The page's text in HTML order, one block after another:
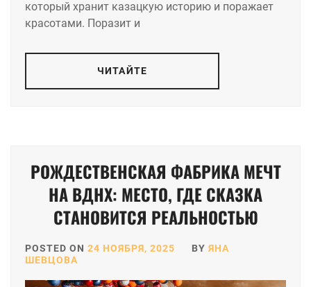
который хранит казацкую историю и поражает
красотами. Поразит и
ЧИТАЙТЕ
РОЖДЕСТВЕНСКАЯ ФАБРИКА МЕЧТ
НА ВДНХ: МЕСТО, ГДЕ СКАЗКА
СТАНОВИТСЯ РЕАЛЬНОСТЬЮ
POSTED ON 24 НОЯБРЯ, 2025 BY ЯНА
ШЕВЦОВА